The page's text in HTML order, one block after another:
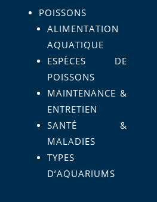
POISSONS
ALIMENTATION
AQUATIQUE
ESPÈCES DE
POISSONS
MAINTENANCE &
ENTRETIEN
SANTÉ &
MALADIES
TYPES
D’AQUARIUMS